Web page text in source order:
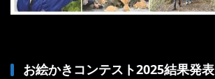
お絵かきコンテスト2025結果発表